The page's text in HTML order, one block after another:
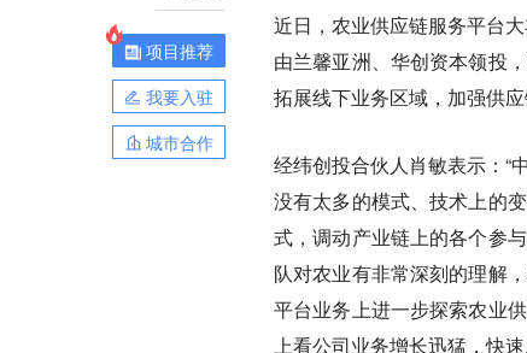
项目推荐
我要入驻
城市合作
近日，农业供应链服务平台
由兰馨亚洲、华创资本领投
拓展线下业务区域，加强供
经纬创投合伙人肖敏表示：“
没有太多的模式、技术上的
式，调动产业链上的各个参
队对农业有非常深刻的理解
平台业务上进一步探索农业
上看公司业务增长迅猛，快